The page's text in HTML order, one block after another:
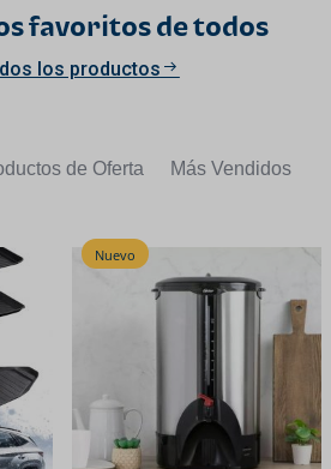
favoritos de todos
los productos
de Oferta Más Vendidos
Nuevo